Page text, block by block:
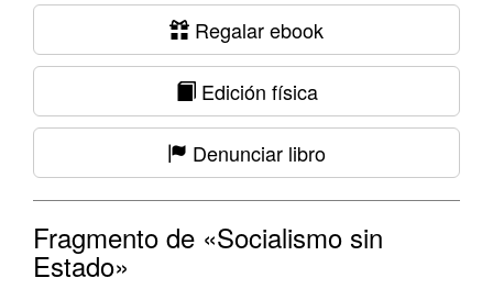
Regalar ebook
Edición física
Denunciar libro
Fragmento de «Socialismo sin
Estado»